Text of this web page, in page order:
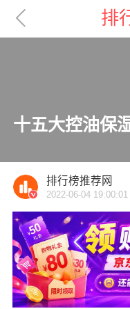
 排
十五大控油保

排行榜推荐网
2022-06-04 19:00:01